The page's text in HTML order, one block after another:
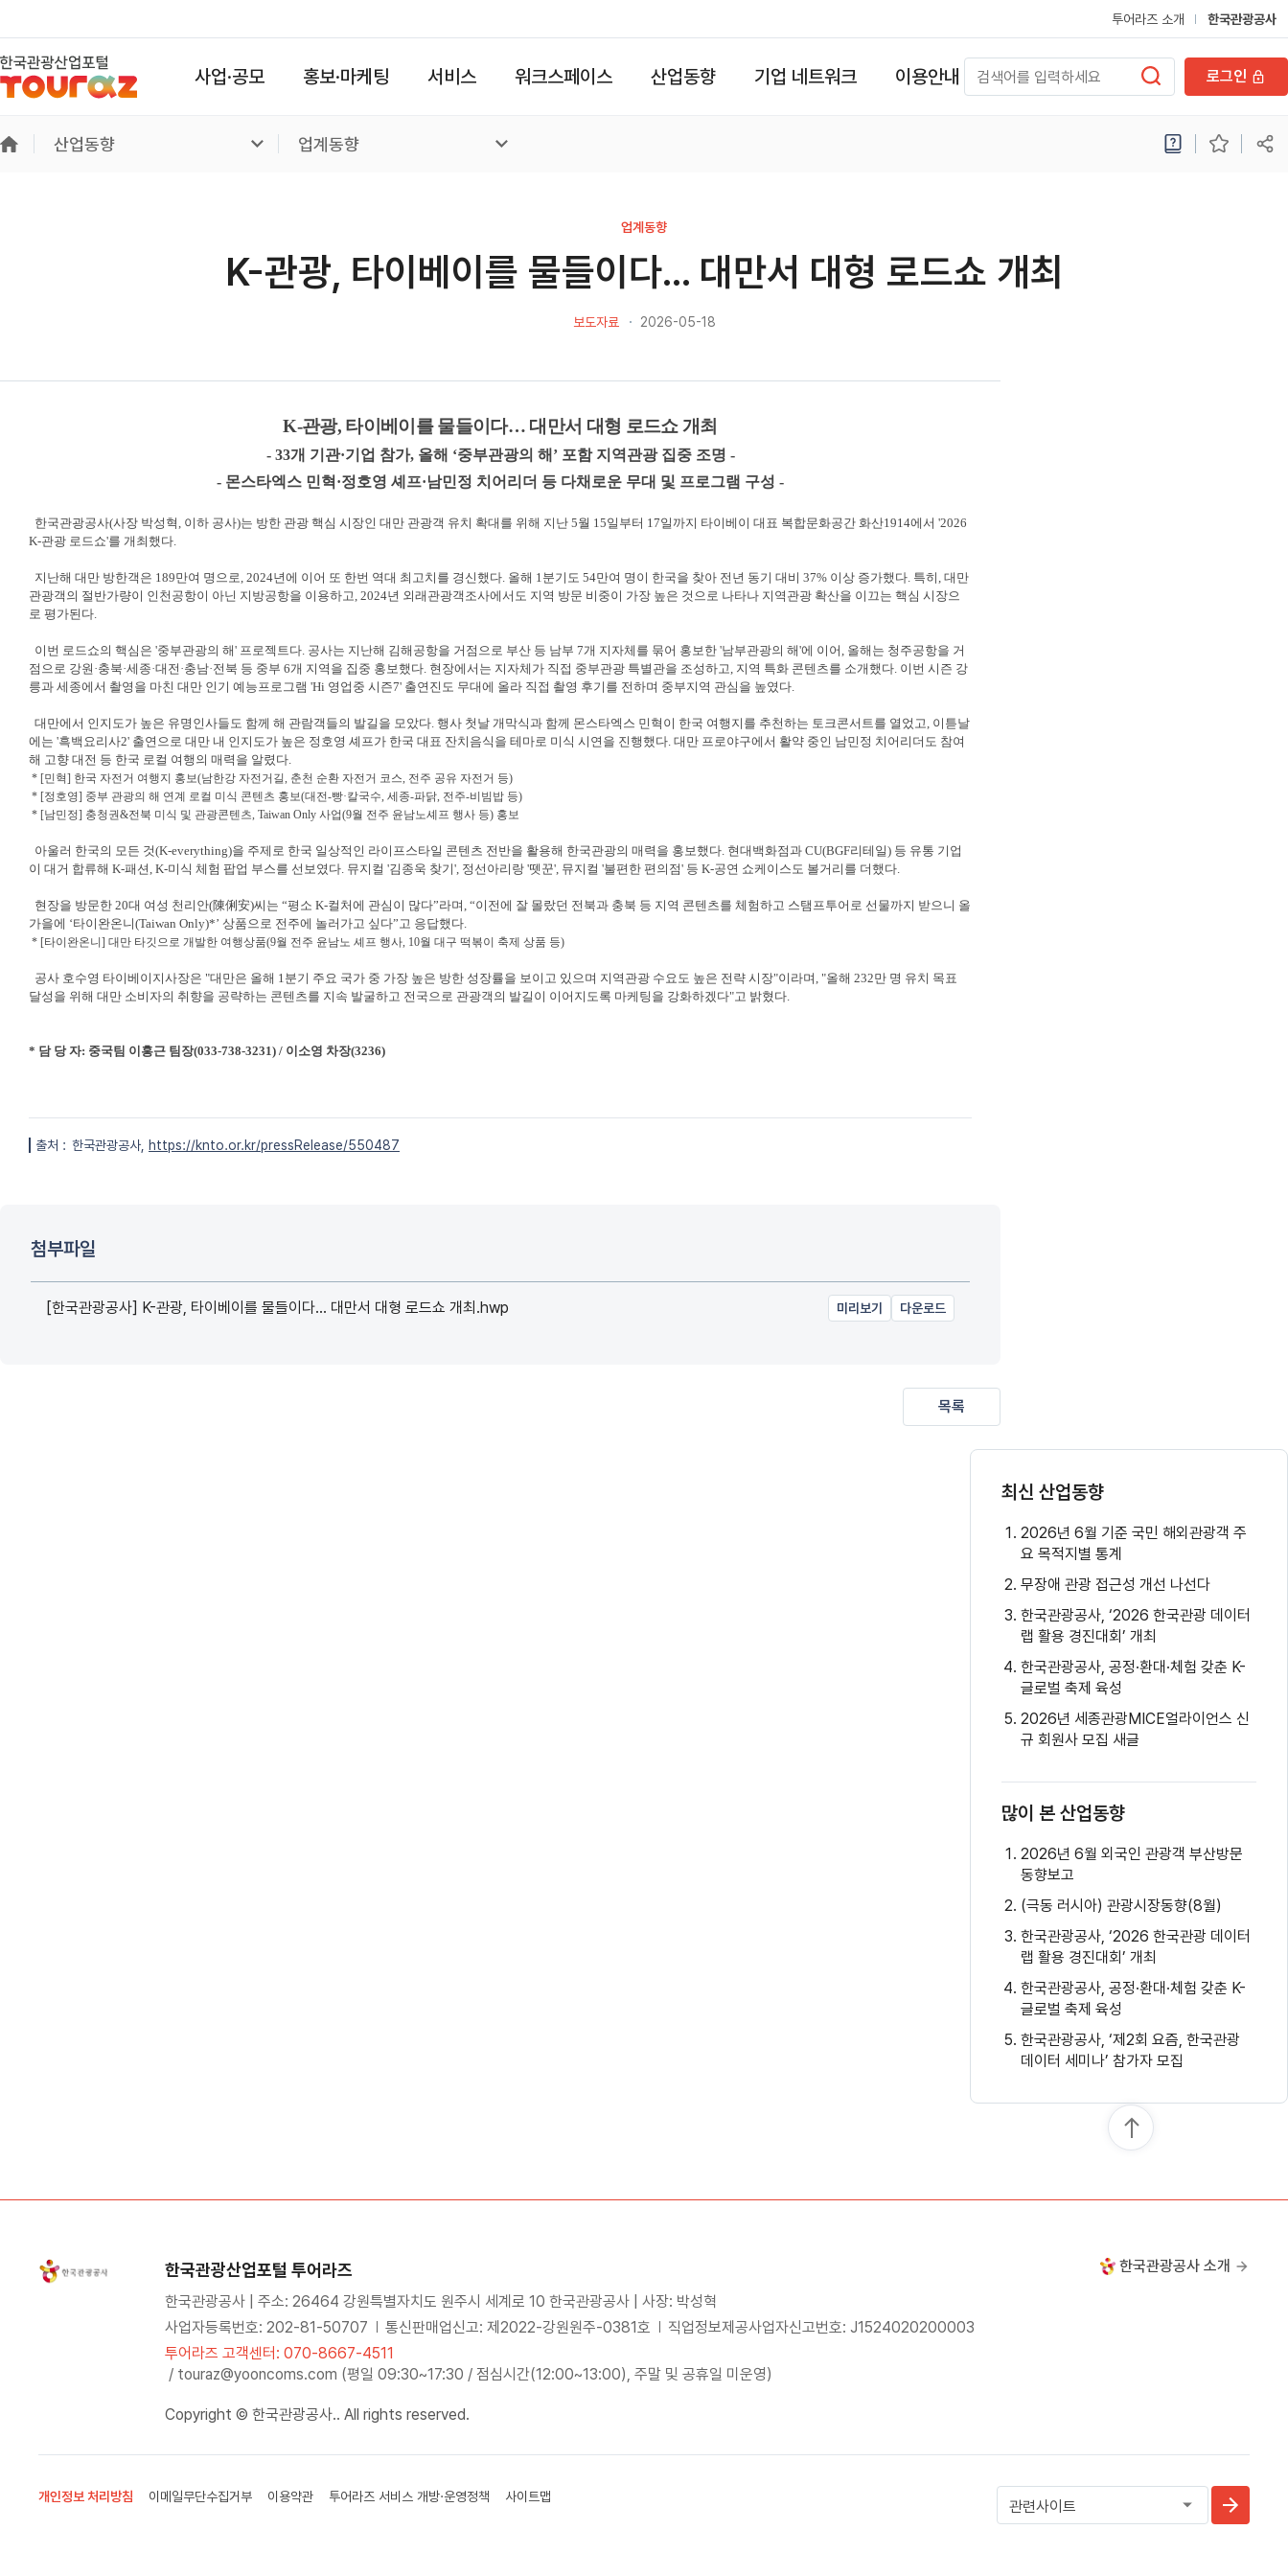
투어라즈 소개 한국관광공사
사업·공모 홍보·마케팅 서비스 워크스페이스 산업동향 기업 네트워크 이용안내 로그인
산업동향 업계동향
업계동향
K-관광, 타이베이를 물들이다… 대만서 대형 로드쇼 개최
보도자료 2026-05-18
K-관광, 타이베이를 물들이다… 대만서 대형 로드쇼 개최
- 33개 기관·기업 참가, 올해 ‘중부관광의 해’ 포함 지역관광 집중 조명 -
- 몬스타엑스 민혁·정호영 셰프·남민정 치어리더 등 다채로운 무대 및 프로그램 구성 -
한국관광공사(사장 박성혁, 이하 공사)는 방한 관광 핵심 시장인 대만 관광객 유치 확대를 위해 지난 5월 15일부터 17일까지 타이베이 대표 복합문화공간 화산1914에서 '2026
K-관광 로드쇼'를 개최했다.
지난해 대만 방한객은 189만여 명으로, 2024년에 이어 또 한번 역대 최고치를 경신했다. 올해 1분기도 54만여 명이 한국을 찾아 전년 동기 대비 37% 이상 증가했다. 특히, 대만
관광객의 절반가량이 인천공항이 아닌 지방공항을 이용하고, 2024년 외래관광객조사에서도 지역 방문 비중이 가장 높은 것으로 나타나 지역관광 확산을 이끄는 핵심 시장으
로 평가된다.
이번 로드쇼의 핵심은 '중부관광의 해' 프로젝트다. 공사는 지난해 김해공항을 거점으로 부산 등 남부 7개 지자체를 묶어 홍보한 '남부관광의 해'에 이어, 올해는 청주공항을 거
점으로 강원·충북·세종·대전·충남·전북 등 중부 6개 지역을 집중 홍보했다. 현장에서는 지자체가 직접 중부관광 특별관을 조성하고, 지역 특화 콘텐츠를 소개했다. 이번 시즌 강
릉과 세종에서 촬영을 마친 대만 인기 예능프로그램 'Hi 영업중 시즌7' 출연진도 무대에 올라 직접 촬영 후기를 전하며 중부지역 관심을 높였다.
대만에서 인지도가 높은 유명인사들도 함께 해 관람객들의 발길을 모았다. 행사 첫날 개막식과 함께 몬스타엑스 민혁이 한국 여행지를 추천하는 토크콘서트를 열었고, 이튿날
에는 '흑백요리사2' 출연으로 대만 내 인지도가 높은 정호영 셰프가 한국 대표 잔치음식을 테마로 미식 시연을 진행했다. 대만 프로야구에서 활약 중인 남민정 치어리더도 참여
해 고향 대전 등 한국 로컬 여행의 매력을 알렸다.
* [민혁] 한국 자전거 여행지 홍보(남한강 자전거길, 춘천 순환 자전거 코스, 전주 공유 자전거 등)
* [정호영] 중부 관광의 해 연계 로컬 미식 콘텐츠 홍보(대전-빵·칼국수, 세종-파닭, 전주-비빔밥 등)
* [남민정] 충청권&전북 미식 및 관광콘텐츠, Taiwan Only 사업(9월 전주 윤남노셰프 행사 등) 홍보
아울러 한국의 모든 것(K-everything)을 주제로 한국 일상적인 라이프스타일 콘텐츠 전반을 활용해 한국관광의 매력을 홍보했다. 현대백화점과 CU(BGF리테일) 등 유통 기업
이 대거 합류해 K-패션, K-미식 체험 팝업 부스를 선보였다. 뮤지컬 '김종욱 찾기', 정선아리랑 '뗏꾼', 뮤지컬 '불편한 편의점' 등 K-공연 쇼케이스도 볼거리를 더했다.
현장을 방문한 20대 여성 천리안(陳俐安)씨는 “평소 K-컬처에 관심이 많다”라며, “이전에 잘 몰랐던 전북과 충북 등 지역 콘텐츠를 체험하고 스탬프투어로 선물까지 받으니 올
가을에 ‘타이완온니(Taiwan Only)*’ 상품으로 전주에 놀러가고 싶다”고 응답했다.
* [타이완온니] 대만 타깃으로 개발한 여행상품(9월 전주 윤남노 셰프 행사, 10월 대구 떡볶이 축제 상품 등)
공사 호수영 타이베이지사장은 "대만은 올해 1분기 주요 국가 중 가장 높은 방한 성장률을 보이고 있으며 지역관광 수요도 높은 전략 시장"이라며, "올해 232만 명 유치 목표
달성을 위해 대만 소비자의 취향을 공략하는 콘텐츠를 지속 발굴하고 전국으로 관광객의 발길이 이어지도록 마케팅을 강화하겠다"고 밝혔다.
* 담 당 자: 중국팀 이홍근 팀장(033-738-3231) / 이소영 차장(3236)
출처 : 한국관광공사, https://knto.or.kr/pressRelease/550487
첨부파일
[한국관광공사] K-관광, 타이베이를 물들이다… 대만서 대형 로드쇼 개최.hwp 미리보기 다운로드
목록
최신 산업동향
2026년 6월 기준 국민 해외관광객 주
요 목적지별 통계
무장애 관광 접근성 개선 나선다
한국관광공사, ‘2026 한국관광 데이터
랩 활용 경진대회’ 개최
한국관광공사, 공정·환대·체험 갖춘 K-
글로벌 축제 육성
2026년 세종관광MICE얼라이언스 신
규 회원사 모집 새글
많이 본 산업동향
2026년 6월 외국인 관광객 부산방문
동향보고
(극동 러시아) 관광시장동향(8월)
한국관광공사, ‘2026 한국관광 데이터
랩 활용 경진대회’ 개최
한국관광공사, 공정·환대·체험 갖춘 K-
글로벌 축제 육성
한국관광공사, ‘제2회 요즘, 한국관광
데이터 세미나’ 참가자 모집
한국관광산업포털 투어라즈
한국관광공사 | 주소: 26464 강원특별자치도 원주시 세계로 10 한국관광공사 | 사장: 박성혁
사업자등록번호: 202-81-50707
통신판매업신고: 제2022-강원원주-0381호
직업정보제공사업자신고번호: J1524020200003
투어라즈 고객센터: 070-8667-4511
/ touraz@yooncoms.com (평일 09:30~17:30 / 점심시간(12:00~13:00), 주말 및 공휴일 미운영)
Copyright © 한국관광공사.. All rights reserved.
한국관광공사 소개
개인정보 처리방침 이메일무단수집거부 이용약관 투어라즈 서비스 개방·운영정책 사이트맵